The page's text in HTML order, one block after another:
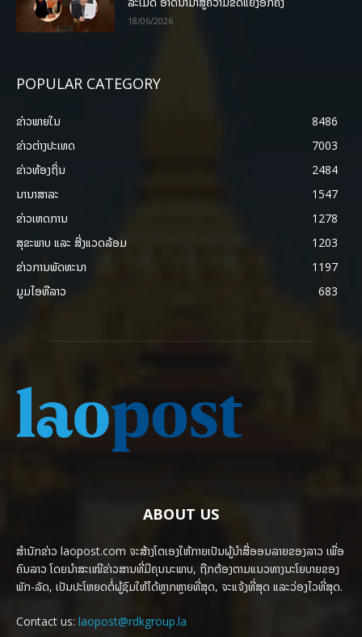
18/06/2026
POPULAR CATEGORY
ຂ່າວພາຍ​ໃນ
8486
ຂ່າວຕ່າງປະເທດ
7003
ຂ່າວທ້ອງຖິ່ນ
2484
ນານາສາລະ
1547
ຂ່າວເຫດການ
1278
ສຸຂະພາບ ແລະ ສີ່ງແວດລ້ອມ
1203
ຂ່າວການພັດທະນາ
1197
ມູມໄອທີລາວ
683
ABOUT US
ສຳນັກຂ່າວ laopost.com ຈະສ້າງໂຕເອງໃຫ້ກາຍເປັນຜູ້ນຳສື່ອອນລາຍຂອງລາວ ເພື່ອ
ຄົນລາວ ໂດຍນຳສະເໜີຂ່າວສານທີ່ມີຄຸນນະພາບ, ຖືກຕ້ອງຕາມແນວທາງນະໂຍບາຍຂອງ
ພັກ-ລັດ, ເປັນປະໂຫຍດຕໍ່ຜູ້ຊົມໃຫ້ໄດ້ຫຼາກຫຼາຍທີ່ສຸດ, ຈະແຈ້ງທີ່ສຸດ ແລະວ່ອງໄວທີ່ສຸດ.
Contact us: laopost@rdkgroup.la